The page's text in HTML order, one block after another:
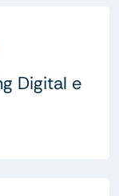
Digital e